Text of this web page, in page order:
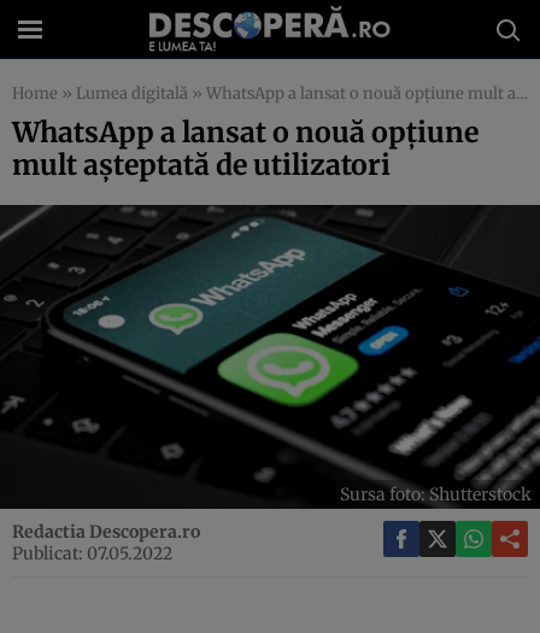
Home » Lumea digitală » WhatsApp a lansat o nouă opţiune mult aşteptată de utilizatori
WhatsApp a lansat o nouă opţiune
mult aşteptată de utilizatori
Sursa foto: Shutterstock
Redactia Descopera.ro
Publicat: 07.05.2022